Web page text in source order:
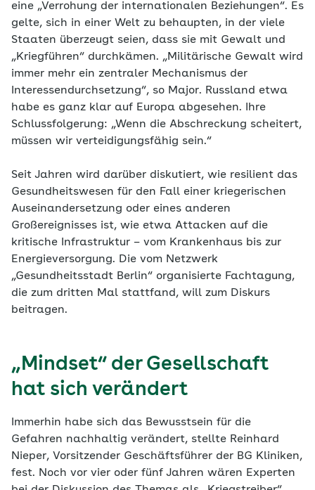
eine „Verrohung der internationalen Beziehungen“. Es
gelte, sich in einer Welt zu behaupten, in der viele
Staaten überzeugt seien, dass sie mit Gewalt und
„Kriegführen“ durchkämen. „Militärische Gewalt wird
immer mehr ein zentraler Mechanismus der
Interessendurchsetzung“, so Major. Russland etwa
habe es ganz klar auf Europa abgesehen. Ihre
Schlussfolgerung: „Wenn die Abschreckung scheitert,
müssen wir verteidigungsfähig sein.“
Seit Jahren wird darüber diskutiert, wie resilient das
Gesundheitswesen für den Fall einer kriegerischen
Auseinandersetzung oder eines anderen
Großereignisses ist, wie etwa Attacken auf die
kritische Infrastruktur – vom Krankenhaus bis zur
Energieversorgung. Die vom Netzwerk
„Gesundheitsstadt Berlin“ organisierte Fachtagung,
die zum dritten Mal stattfand, will zum Diskurs
beitragen.
„Mindset“ der Gesellschaft
hat sich verändert
Immerhin habe sich das Bewusstsein für die
Gefahren nachhaltig verändert, stellte Reinhard
Nieper, Vorsitzender Geschäftsführer der BG Kliniken,
fest. Noch vor vier oder fünf Jahren wären Experten